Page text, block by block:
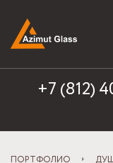
+7 (812)
ПОРТФОЛИО